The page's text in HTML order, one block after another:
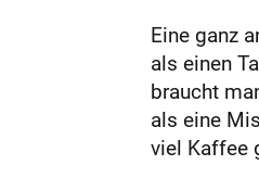
Eine ganz
als einen
braucht
als eine
viel Kaffee